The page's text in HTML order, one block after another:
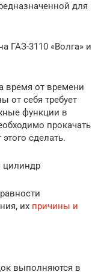
для
ГАЗ-3110 «Волга» и
время от времени
от себя требует
функции в
прокачать
сделать.
цилиндр
их причины и
выполняются в